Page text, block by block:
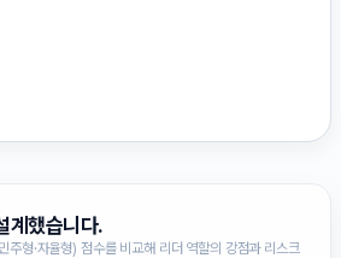
계했습니다.
형·자율형) 점수를 비교해 리더 역할의 강점과 리스크